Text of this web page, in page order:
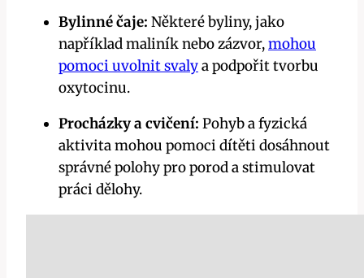
Bylinné čaje: Některé byliny, jako
například maliník nebo zázvor,mohou
pomoci uvolnit svalya podpořit tvorbu
oxytocinu.
Procházky a cvičení: Pohyb a fyzická
aktivita mohou pomoci dítěti dosáhnout
správné polohy pro porod a stimulovat
práci dělohy.